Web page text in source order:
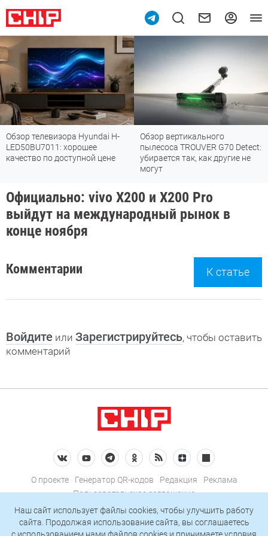
Обзор телевизора Hyundai H-
LED50BU7011: хорошее
качество по доступной цене
Обзор вертикального
пылесоса TROUVER G70 Detect:
убирается так, как другие не
могут
Официально: vivo X200 и X200 Pro
выйдут на международный рынок в
конце ноября
Комментарии К статье
Войдите или Зарегистрируйтесь, чтобы оставить
комментарий
О проекте Генератор QR-кодов Редакция
Реклама
Пользовательское соглашение
Политика конфиденциальности
Подписаться на рассылку
Наш сайт использует файлы cookies, чтобы улучшить работу
сайта. Продолжая использование сайта, вы соглашаетесь